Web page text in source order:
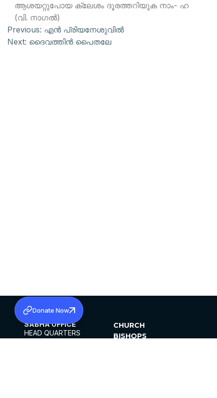
ആശയറ്റുപോയ ക്ലേശം ദൂരത്തറിയുക നാം- ഹ
(വി. നാഗല്‍)
Previous: എന്‍ പ്രിയനേശുവില്‍
Next: ദൈവത്തിന്‍ പൈതലേ
SABHA OFFICE
HEAD QUARTERS
CHURCH
BISHOPS
Donate Now